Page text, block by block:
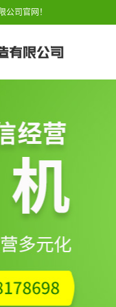
公司官网！